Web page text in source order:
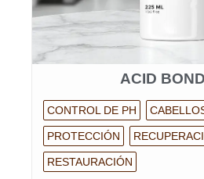
ACID
CONTROL DE PH
PROTECCIÓN
RESTAURACIÓN